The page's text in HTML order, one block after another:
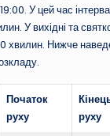
У цей час
У вихідні та
хвилин. Нижче
Початок
руху
руху